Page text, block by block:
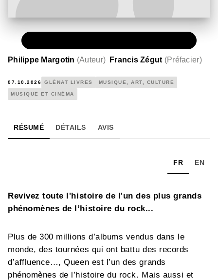
Philippe Margotin (Auteur) Francis Zégut (Préfacier)
07.10.2026 GLÉNAT LIVRES MUSIQUE, ART, CULTURE
MUSIQUE ET CINÉMA
RÉSUMÉ DÉTAILS AVIS
FR EN
Revivez toute l'histoire de l'un des plus grands
phénomènes de l’histoire du rock...
Plus de 300 millions d’albums vendus dans le
monde, des tournées qui ont battu des records
d’affluence…, Queen est l’un des grands
phénomènes de l’histoire du rock. Mais aussi et